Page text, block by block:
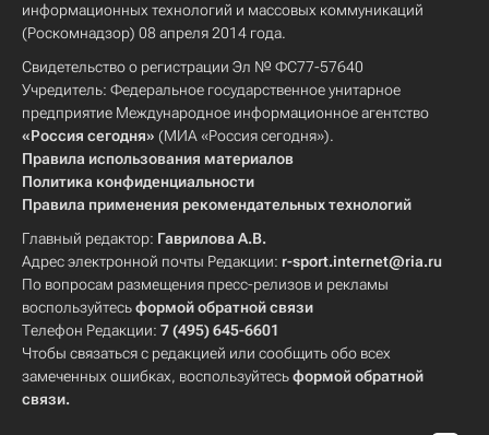
информационных технологий и массовых коммуникаций
(Роскомнадзор) 08 апреля 2014 года.
Свидетельство о регистрации Эл № ФС77-57640
Учредитель: Федеральное государственное унитарное
предприятие Международное информационное агентство
«Россия сегодня» (МИА «Россия сегодня»).
Правила использования материалов
Политика конфиденциальности
Правила применения рекомендательных технологий
Главный редактор: Гаврилова А.В.
Адрес электронной почты Редакции: r-sport.internet@ria.ru
По вопросам размещения пресс-релизов и рекламы
воспользуйтесьформой обратной связи
Телефон Редакции: 7 (495) 645-6601
Чтобы связаться с редакцией или сообщить обо всех
замеченных ошибках, воспользуйтесьформой обратной
связи.